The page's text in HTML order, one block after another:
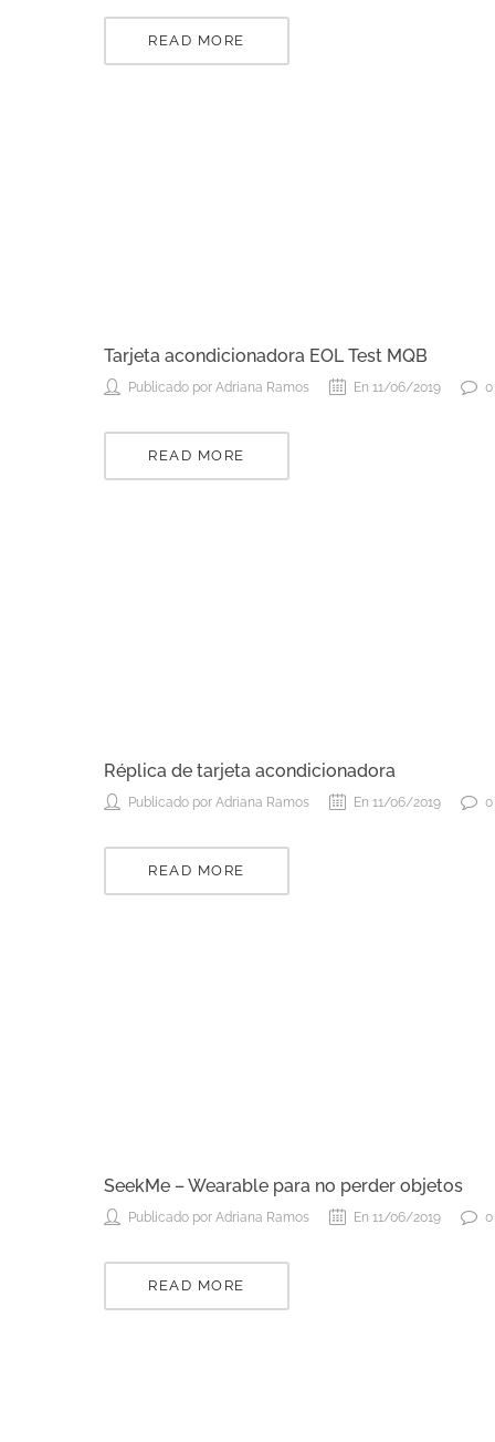
READ MORE
Tarjeta acondicionadora EOL Test MQB
Publicado por Adriana Ramos En 11/06/2019 0
READ MORE
Réplica de tarjeta acondicionadora
Publicado por Adriana Ramos En 11/06/2019 0
READ MORE
SeekMe – Wearable para no perder objetos
Publicado por Adriana Ramos En 11/06/2019 0
READ MORE